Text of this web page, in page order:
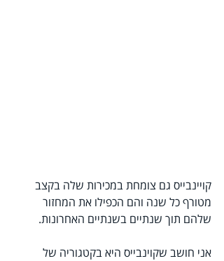
קויינבייס גם צומחת במכירות שלה בקצב
מטורף כל שנה והם הכפילו את המחזור
שלהם תוך שנתיים בשנתיים האחרונות.
אני חושב שקוינבייס היא בקטגוריה של